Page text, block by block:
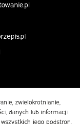
zwielokrotnianie,
danych lub informacji
jego podstron,